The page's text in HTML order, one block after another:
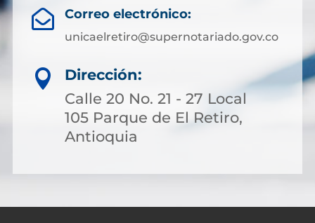
 Correo electrónico:
unicaelretiro@supernotariado.gov.co

Dirección:
Calle 20 No. 21 - 27 Local
105 Parque de El Retiro,
Antioquia